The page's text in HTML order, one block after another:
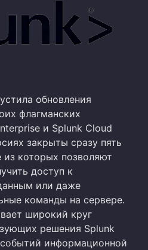
обновления
флагманских
и Splunk Cloud
закрыты сразу пять
которых позволяют
доступ к
или даже
команды на сервере.
широкий круг
решения Splunk
информационной